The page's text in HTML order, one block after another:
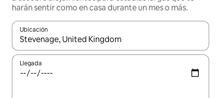
harán sentir como en casa durante un mes o más.
Ubicación
Cuando los resultados estén disponibles, navega con las
Llegada